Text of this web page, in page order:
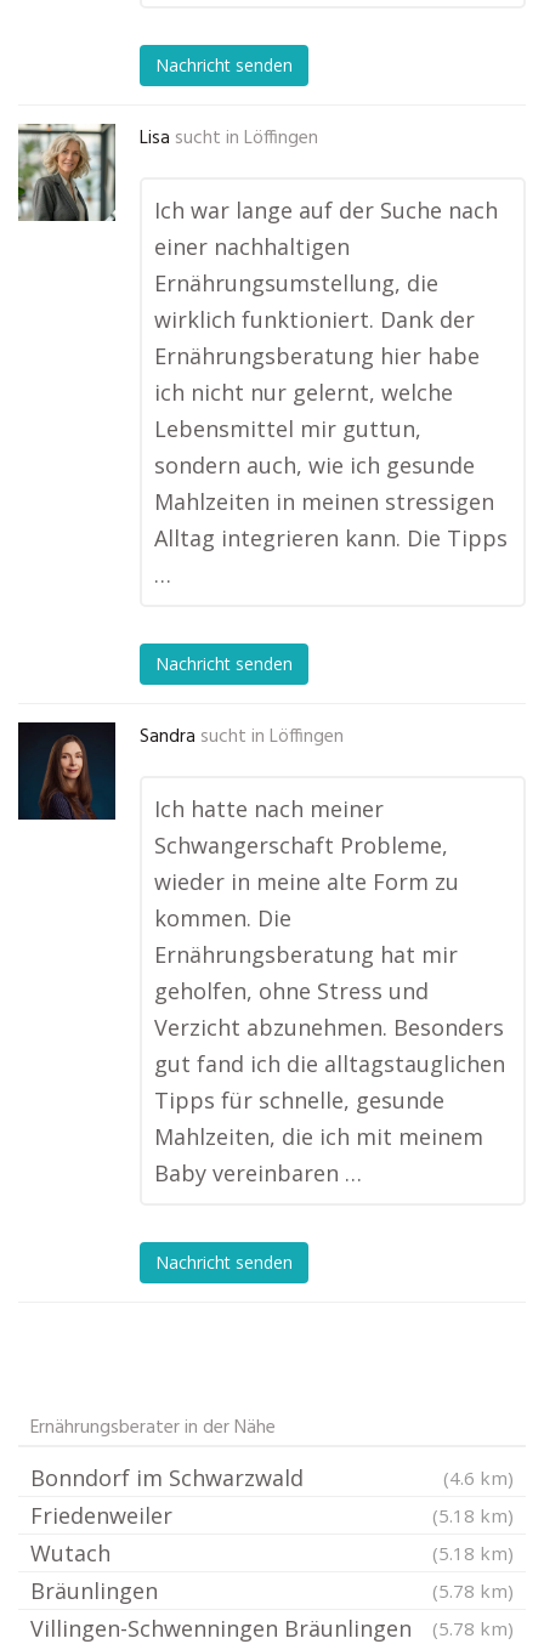
Nachricht senden
Lisa sucht in Löffingen
Ich war lange auf der Suche nach
einer nachhaltigen
Ernährungsumstellung, die
wirklich funktioniert. Dank der
Ernährungsberatung hier habe
ich nicht nur gelernt, welche
Lebensmittel mir guttun,
sondern auch, wie ich gesunde
Mahlzeiten in meinen stressigen
Alltag integrieren kann. Die Tipps
…
Nachricht senden
Sandra sucht in Löffingen
Ich hatte nach meiner
Schwangerschaft Probleme,
wieder in meine alte Form zu
kommen. Die
Ernährungsberatung hat mir
geholfen, ohne Stress und
Verzicht abzunehmen. Besonders
gut fand ich die alltagstauglichen
Tipps für schnelle, gesunde
Mahlzeiten, die ich mit meinem
Baby vereinbaren …
Nachricht senden
Ernährungsberater in der Nähe
Bonndorf im Schwarzwald (4.6 km)
Friedenweiler (5.18 km)
Wutach (5.18 km)
Bräunlingen (5.78 km)
Villingen-Schwenningen Bräunlingen (5.78 km)